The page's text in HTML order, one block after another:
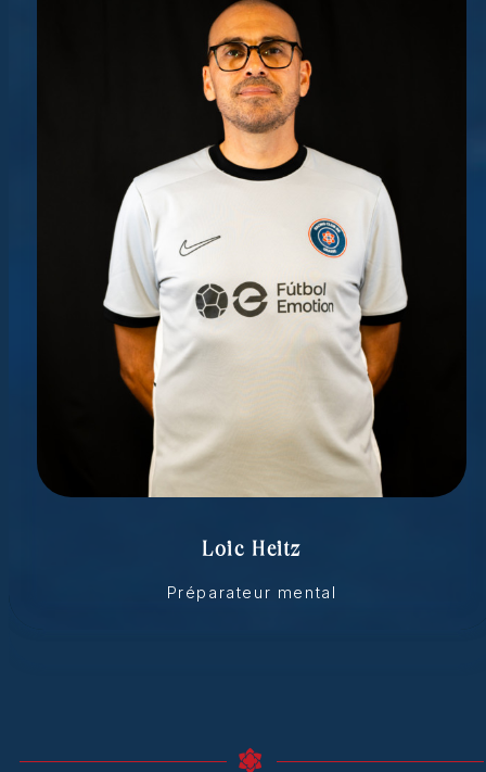
Loic Heitz
Préparateur mental